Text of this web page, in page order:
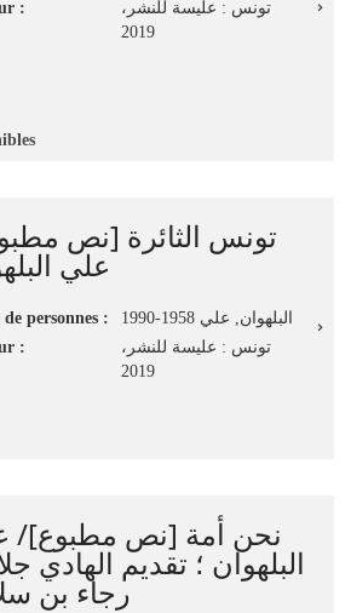
:
تونس : عليسة للنشر،
تونس الثائرة [نص
‏علي
de personnes :
البلهوان, علي‏ 1990-1958
:
تونس : عليسة للنشر،
نحن أمة [نص مطبوع]/
البلهوان ؛ تقديم الهادي
رجاء بن